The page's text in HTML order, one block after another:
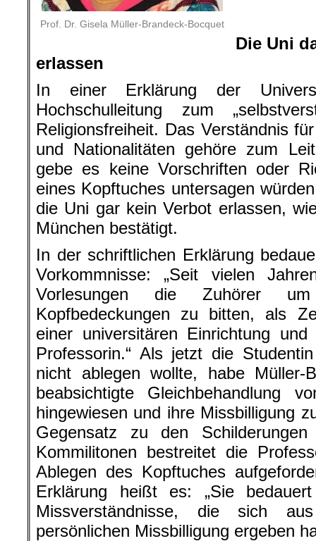
Prof. Dr. Gisela Müller-Brandeck-Bocquet
Die Uni
erlassen
In einer Erklärung der
Hochschulleitung zum
Religionsfreiheit. Das Verständnis
und Nationalitäten gehöre zum
gebe es keine Vorschriften oder
eines Kopftuches untersagen
die Uni gar kein Verbot erlassen,
München bestätigt.
In der schriftlichen Erklärung
Vorkommnisse: „Seit vielen
Vorlesungen die Zuhörer
Kopfbedeckungen zu bitten, als
einer universitären Einrichtung
Professorin.“ Als jetzt die
nicht ablegen wollte, habe Müller-
beabsichtigte Gleichbehandlung
hingewiesen und ihre Missbilligung
Gegensatz zu den
Kommilitonen bestreitet die
Ablegen des Kopftuches
Erklärung heißt es: „Sie
Missverständnisse, die sich
persönlichen Missbilligung ergeben